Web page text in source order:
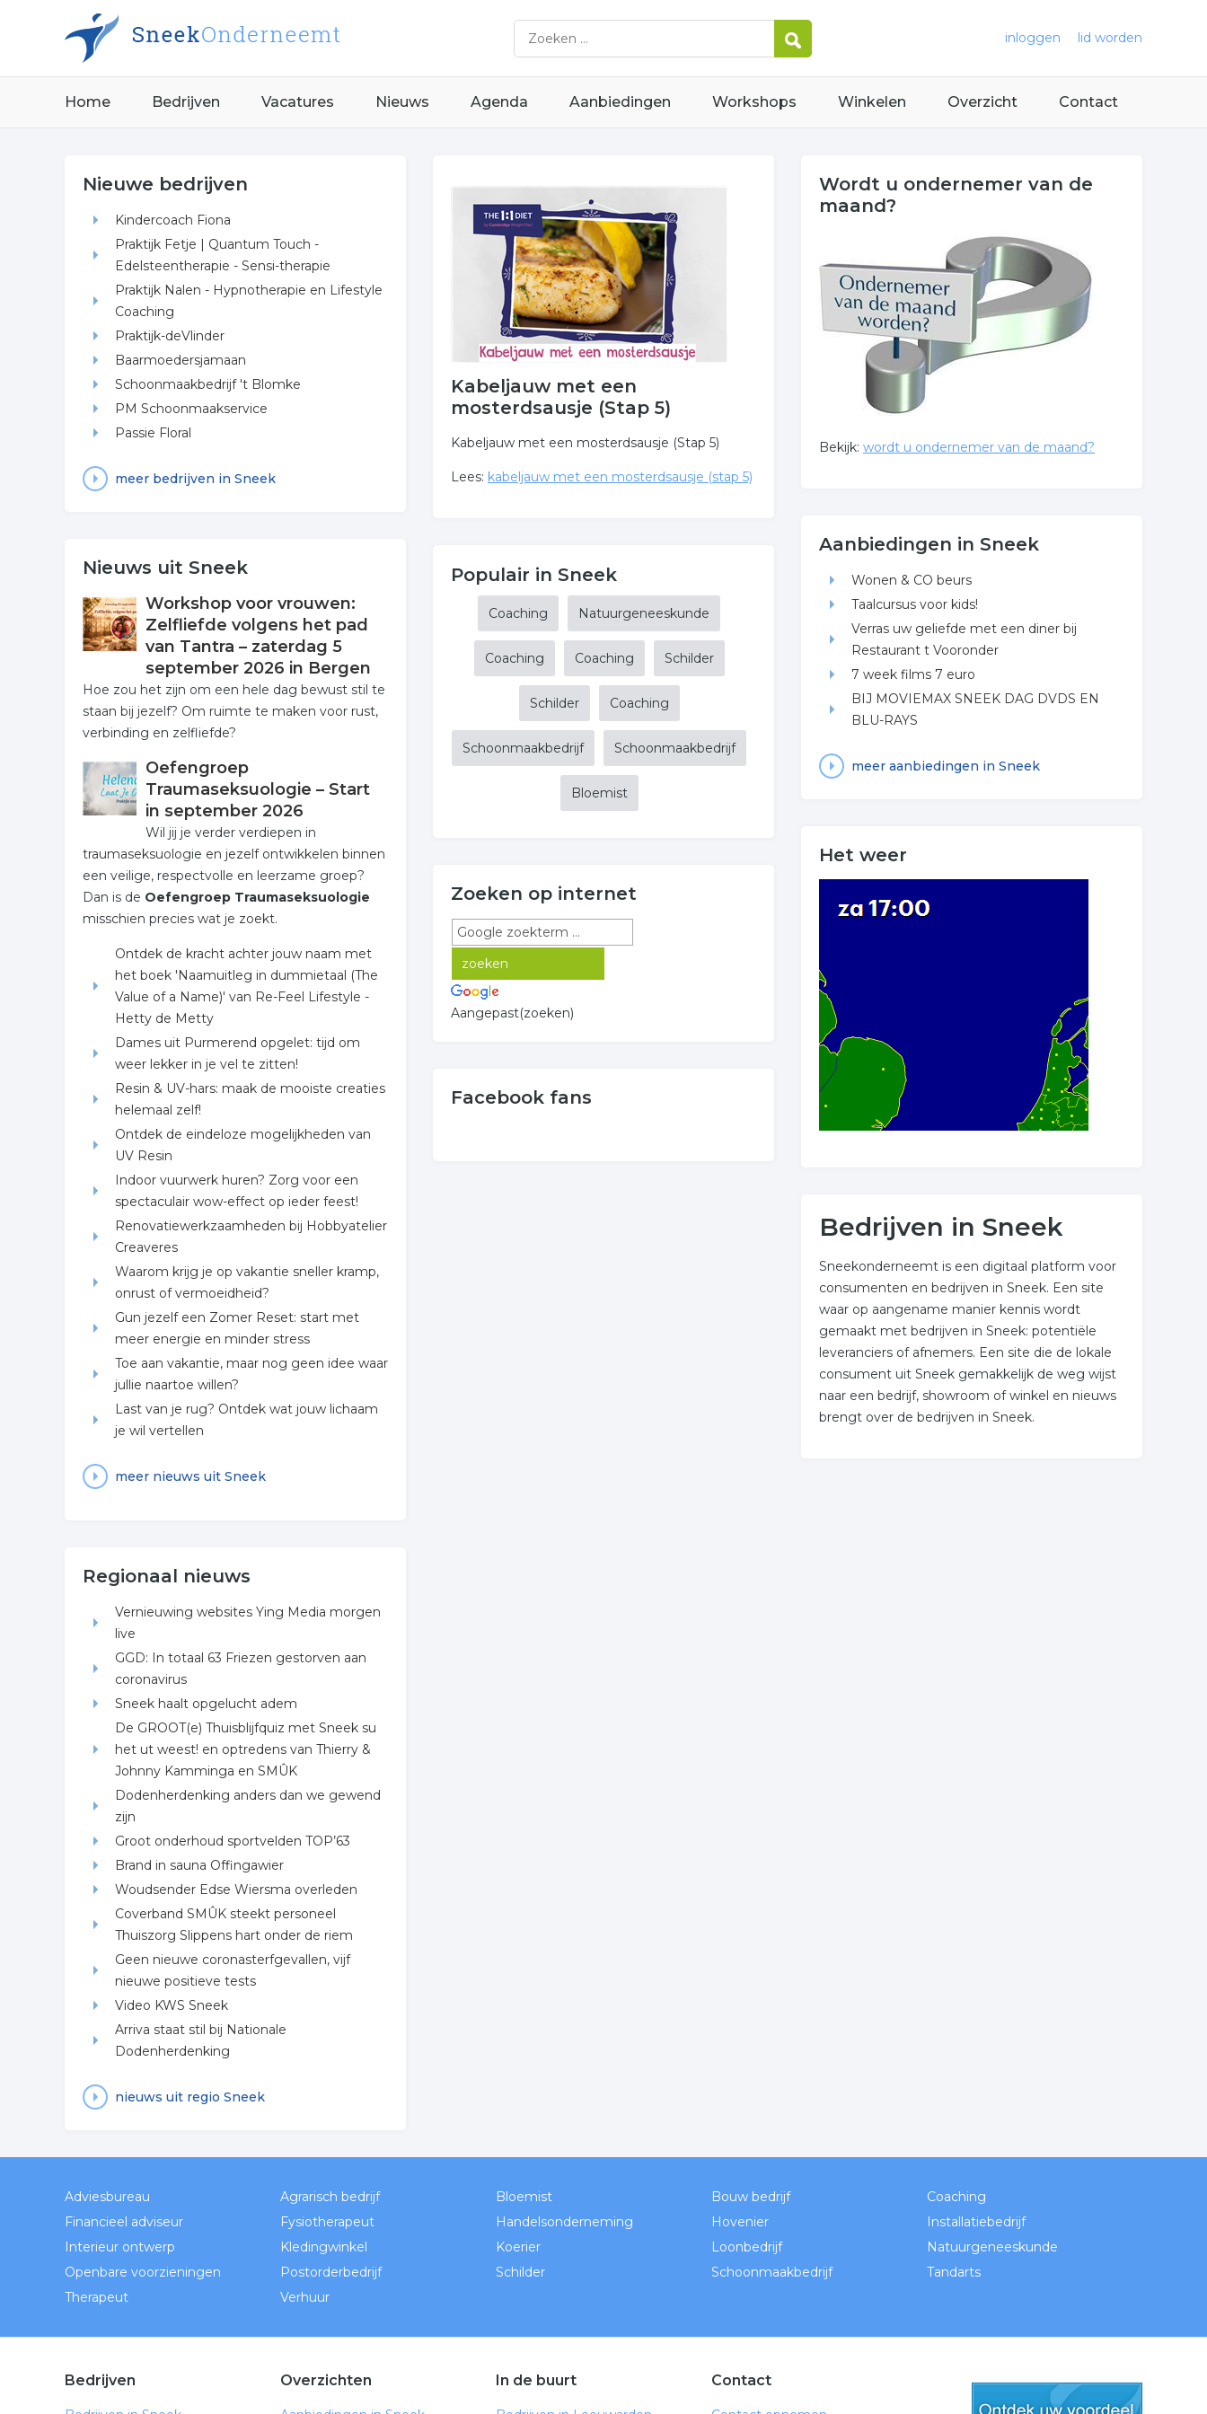
inloggen lid worden
Home Bedrijven Vacatures Nieuws Agenda Aanbiedingen Workshops Winkelen Overzicht Contact
Nieuwe bedrijven
Kindercoach Fiona
Praktijk Fetje | Quantum Touch -
Edelsteentherapie - Sensi-therapie
Praktijk Nalen - Hypnotherapie en Lifestyle
Coaching
Praktijk-deVlinder
Baarmoedersjamaan
Schoonmaakbedrijf 't Blomke
PM Schoonmaakservice
Passie Floral
meer bedrijven in Sneek
Nieuws uit Sneek
Workshop voor vrouwen:
Zelfliefde volgens het pad
van Tantra – zaterdag 5
september 2026 in Bergen
Hoe zou het zijn om een hele dag bewust stil te
staan bij jezelf? Om ruimte te maken voor rust,
verbinding en zelfliefde?
Oefengroep
Traumaseksuologie – Start
in september 2026
Wil jij je verder verdiepen in
traumaseksuologie en jezelf ontwikkelen binnen
een veilige, respectvolle en leerzame groep?
Dan is de Oefengroep Traumaseksuologie
misschien precies wat je zoekt.
Ontdek de kracht achter jouw naam met
het boek 'Naamuitleg in dummietaal (The
Value of a Name)' van Re-Feel Lifestyle -
Hetty de Metty
Dames uit Purmerend opgelet: tijd om
weer lekker in je vel te zitten!
Resin & UV-hars: maak de mooiste creaties
helemaal zelf!
Ontdek de eindeloze mogelijkheden van
UV Resin
Indoor vuurwerk huren? Zorg voor een
spectaculair wow-effect op ieder feest!
Renovatiewerkzaamheden bij Hobbyatelier
Creaveres
Waarom krijg je op vakantie sneller kramp,
onrust of vermoeidheid?
Gun jezelf een Zomer Reset: start met
meer energie en minder stress
Toe aan vakantie, maar nog geen idee waar
jullie naartoe willen?
Last van je rug? Ontdek wat jouw lichaam
je wil vertellen
meer nieuws uit Sneek
Regionaal nieuws
Vernieuwing websites Ying Media morgen
live
GGD: In totaal 63 Friezen gestorven aan
coronavirus
Sneek haalt opgelucht adem
De GROOT(e) Thuisblijfquiz met Sneek su
het ut weest! en optredens van Thierry &
Johnny Kamminga en SMÛK
Dodenherdenking anders dan we gewend
zijn
Groot onderhoud sportvelden TOP’63
Brand in sauna Offingawier
Woudsender Edse Wiersma overleden
Coverband SMÛK steekt personeel
Thuiszorg Slippens hart onder de riem
Geen nieuwe coronasterfgevallen, vijf
nieuwe positieve tests
Video KWS Sneek
Arriva staat stil bij Nationale
Dodenherdenking
nieuws uit regio Sneek
Kabeljauw met een
mosterdsausje (Stap 5)
Kabeljauw met een mosterdsausje (Stap 5)
Lees: kabeljauw met een mosterdsausje (stap 5)
Populair in Sneek
Coaching Natuurgeneeskunde
Coaching Coaching Schilder
Schilder Coaching
Schoonmaakbedrijf Schoonmaakbedrijf
Bloemist
Zoeken op internet
Aangepast(zoeken)
Facebook fans
Wordt u ondernemer van de
maand?
Bekijk: wordt u ondernemer van de maand?
Aanbiedingen in Sneek
Wonen & CO beurs
Taalcursus voor kids!
Verras uw geliefde met een diner bij
Restaurant t Vooronder
7 week films 7 euro
BIJ MOVIEMAX SNEEK DAG DVDS EN
BLU-RAYS
meer aanbiedingen in Sneek
Het weer
Bedrijven in Sneek
Sneekonderneemt is een digitaal platform voor
consumenten en bedrijven in Sneek. Een site
waar op aangename manier kennis wordt
gemaakt met bedrijven in Sneek: potentiële
leveranciers of afnemers. Een site die de lokale
consument uit Sneek gemakkelijk de weg wijst
naar een bedrijf, showroom of winkel en nieuws
brengt over de bedrijven in Sneek.
Adviesbureau Agrarisch bedrijf Bloemist Bouw bedrijf
Coaching
Financieel adviseur
Fysiotherapeut Handelsonderneming Hovenier
Installatiebedrijf
Interieur ontwerp
Kledingwinkel Koerier Loonbedrijf
Natuurgeneeskunde
Openbare voorzieningen
Postorderbedrijf Schilder Schoonmaakbedrijf
Tandarts
Therapeut
Verhuur
Bedrijven Overzichten In de buurt Contact